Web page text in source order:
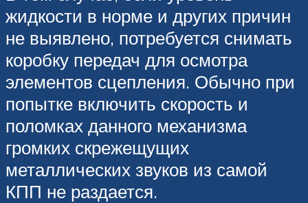
жидкости в норме и других причин
не выявлено, потребуется снимать
коробку передач для осмотра
элементов сцепления. Обычно при
попытке включить скорость и
поломках данного механизма
громких скрежещущих
металлических звуков из самой
КПП не раздается.